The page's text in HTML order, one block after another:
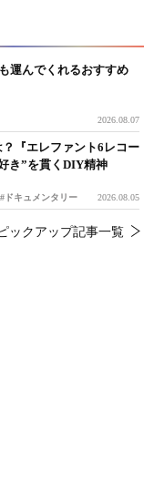
運んでくれるおすすめ
2026.08.07
『エレファント6レコー
き”を貫くDIY精神
#ドキュメンタリー 2026.08.05
ックアップ記事一覧